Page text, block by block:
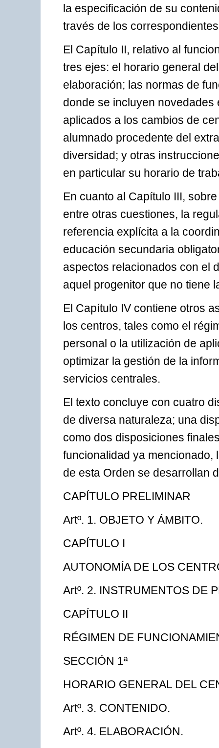
la especificación de su
través de los
El Capítulo II, relativo al
tres ejes: el horario general
elaboración; las normas de
donde se incluyen
aplicados a los cambios de
alumnado procedente del
diversidad; y otras
en particular su horario de
En cuanto al Capítulo III,
entre otras cuestiones, la
referencia explícita a la
educación secundaria
aspectos relacionados con el
aquel progenitor que no tiene
El Capítulo IV contiene otros
los centros, tales como el
personal o la utilización de
optimizar la gestión de la
servicios centrales.
El texto concluye con cuatro
de diversa naturaleza; una
como dos disposiciones
funcionalidad ya
de esta Orden se desarrollan
CAPÍTULO PRELIMINAR
Artº. 1. OBJETO Y ÁMBITO.
CAPÍTULO I
AUTONOMÍA DE LOS
Artº. 2. INSTRUMENTOS DE
CAPÍTULO II
RÉGIMEN DE
SECCIÓN 1ª
HORARIO GENERAL DEL
Artº. 3. CONTENIDO.
Artº. 4. ELABORACIÓN.